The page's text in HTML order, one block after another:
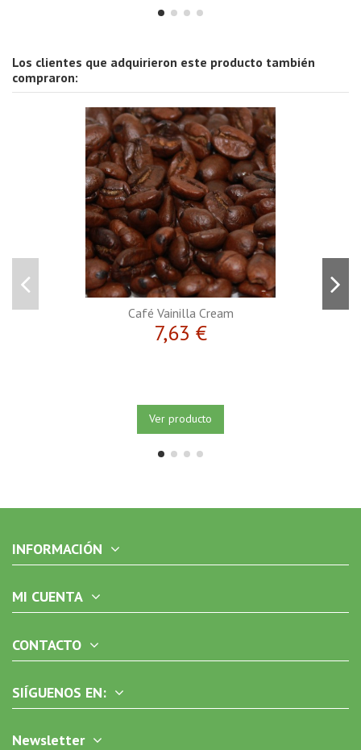
Los clientes que adquirieron este producto también
compraron:
Café Vainilla Cream
7,63 €
Ver producto
INFORMACIÓN
MI CUENTA
CONTACTO
SIÍGUENOS EN:
Newsletter